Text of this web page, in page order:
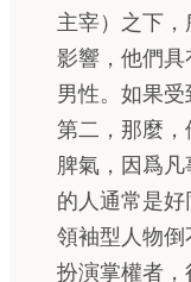
主宰）之下
影響，他們
男性。如果
第二，那麼
脾氣，因爲
的人通常是
領袖型人物
扮演掌權者，